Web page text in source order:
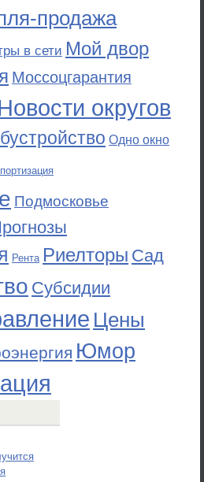
продажа
в сети Мой двор
Моссоцгарантия
округов
Одно окно
Подмосковье
Рента Риелторы Сад
Субсидии
Цены
Юмор